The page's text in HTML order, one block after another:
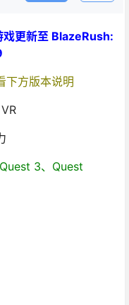
更新至 BlazeRush:
下方版本说明
3、Quest